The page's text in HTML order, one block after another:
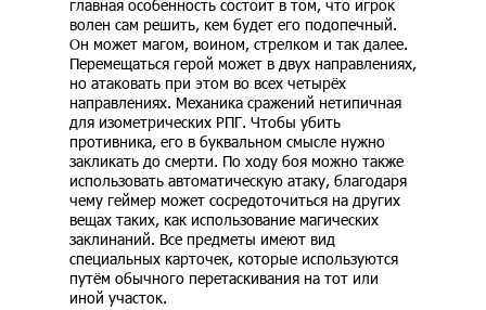
главная особенность состоит в том, что игрок
волен сам решить, кем будет его подопечный.
Он может магом, воином, стрелком и так далее.
Перемещаться герой может в двух направлениях,
но атаковать при этом во всех четырёх
направлениях. Механика сражений нетипичная
для изометрических РПГ. Чтобы убить
противника, его в буквальном смысле нужно
закликать до смерти. По ходу боя можно также
использовать автоматическую атаку, благодаря
чему геймер может сосредоточиться на других
вещах таких, как использование магических
заклинаний. Все предметы имеют вид
специальных карточек, которые используются
путём обычного перетаскивания на тот или
иной участок.